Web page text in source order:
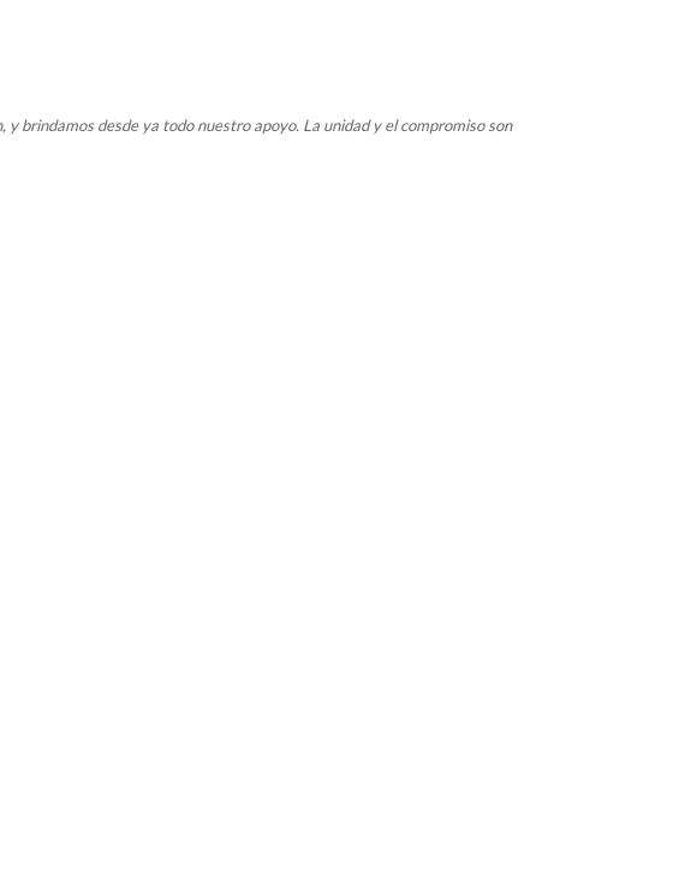
brindamos desde ya todo nuestro apoyo. La unidad y el compromiso son